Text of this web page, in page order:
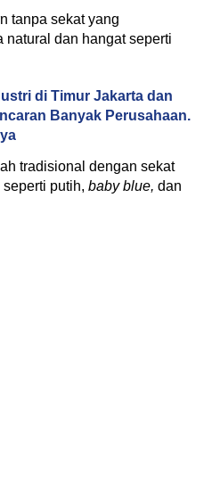
tanpa sekat yang
natural dan hangat seperti
di Timur Jakarta dan
Banyak Perusahaan.
tradisional dengan sekat
putih, baby blue, dan